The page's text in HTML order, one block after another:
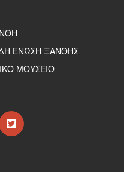
ΕΝΩΣΗ ΞΑΝΘΗΣ
ΜΟΥΣΕΙΟ